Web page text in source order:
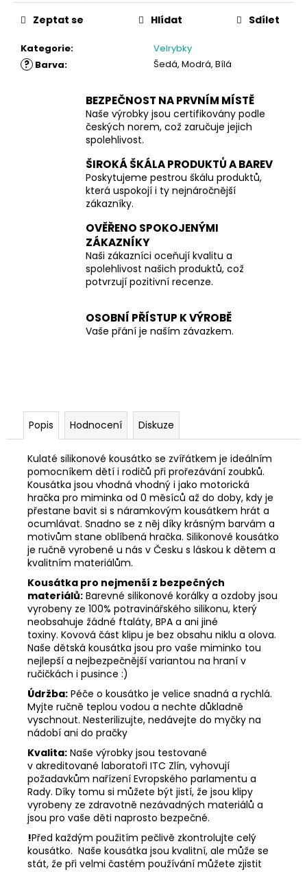
Kategorie: Velrybky
? Barva: Šedá, Modrá, Bílá
Zeptat se Hlídat Sdílet
BEZPEČNOST NA PRVNÍM MÍSTĚ
Naše výrobky jsou certifikovány podle
českých norem, což zaručuje jejich
spolehlivost.
ŠIROKÁ ŠKÁLA PRODUKTŮ A BAREV
Poskytujeme pestrou škálu produktů,
která uspokojí i ty nejnáročnější
zákazníky.
OVĚŘENO SPOKOJENÝMI
ZÁKAZNÍKY
Naši zákazníci oceňují kvalitu a
spolehlivost našich produktů, což
potvrzují pozitivní recenze.
OSOBNÍ PŘÍSTUP K VÝROBĚ
Vaše přání je naším závazkem.
Popis Hodnocení Diskuze
Kulaté silikonové kousátko se zvířátkem je ideálním
pomocníkem dětí i rodičů při prořezávání zoubků.
Kousátka jsou vhodná vhodný i jako motorická
hračka pro miminka od 0 měsíců až do doby, kdy je
přestane bavit si s náramkovým kousátkem hrát a
ocumlávat. Snadno se z něj díky krásným barvám a
motivům stane oblíbená hračka. Silikonové kousátko
je ručně vyrobené u nás v Česku s láskou k dětem a
kvalitním materiálům.
Kousátka pro nejmenší z bezpečných
materiálů: Barevné silikonové korálky a ozdoby jsou
vyrobeny ze 100% potravinářského silikonu, který
neobsahuje žádné ftaláty, BPA a ani jiné
toxiny. Kovová část klipu je bez obsahu niklu a olova.
Naše dětská kousátka jsou pro vaše miminko tou
nejlepší a nejbezpečnější variantou na hraní v
ručičkách i pusince :)
Údržba: Péče o kousátko je velice snadná a rychlá.
Myjte ručně teplou vodou a nechte důkladně
vyschnout. Nesterilizujte, nedávejte do myčky na
nádobí ani do pračky
Kvalita: Naše výrobky jsou testované
v akreditované laboratoři ITC Zlín, vyhovují
požadavkům nařízení Evropského parlamentu a
Rady. Díky tomu si můžete být jistí, že jsou klipy
vyrobeny ze zdravotně nezávadných materiálů a
jsou pro vaše děti naprosto bezpečné.
!Před každým použitím pečlivě zkontrolujte celý
kousátko. Naše kousátka jsou kvalitní, ale může se
stát, že při velmi častém používání můžete zjistit